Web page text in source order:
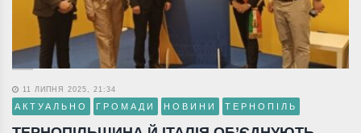
11 ЛИПНЯ 2025, 21:34
АКТУАЛЬНО ГРОМАДИ НОВИНИ ТЕРНОПІЛЬ